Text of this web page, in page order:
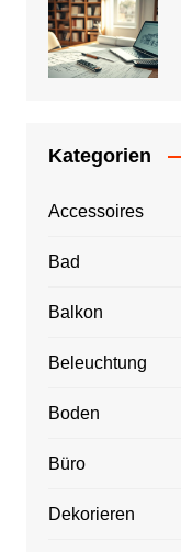
Kategorien
Accessoires
Bad
Balkon
Beleuchtung
Boden
Büro
Dekorieren